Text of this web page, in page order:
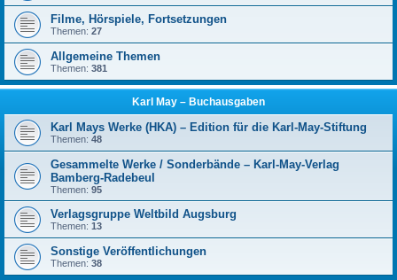
Filme, Hörspiele, Fortsetzungen
Themen: 27
Allgemeine Themen
Themen: 381
Karl May – Buchausgaben
Karl Mays Werke (HKA) – Edition für die Karl-May-Stiftung
Themen: 48
Gesammelte Werke / Sonderbände – Karl-May-Verlag
Bamberg-Radebeul
Themen: 95
Verlagsgruppe Weltbild Augsburg
Themen: 13
Sonstige Veröffentlichungen
Themen: 38